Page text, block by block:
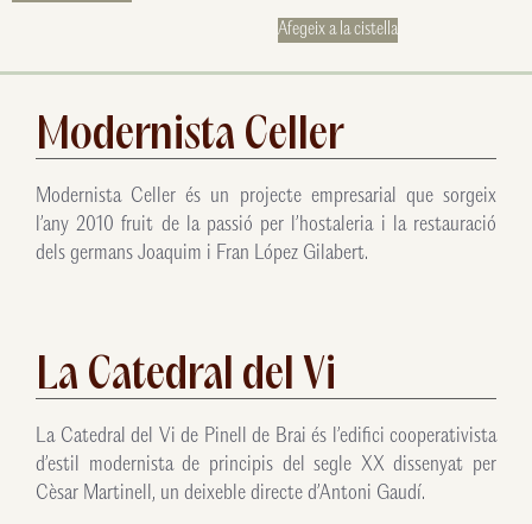
Afegeix a la cistella
Modernista Celler
Modernista Celler és un projecte empresarial que sorgeix
l’any 2010 fruit de la passió per l’hostaleria i la restauració
dels germans Joaquim i Fran López Gilabert.
La Catedral del Vi
La Catedral del Vi de Pinell de Brai és l’edifici cooperativista
d’estil modernista de principis del segle XX dissenyat per
Cèsar Martinell, un deixeble directe d’Antoni Gaudí.